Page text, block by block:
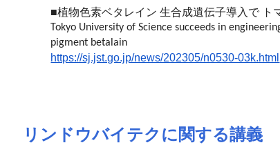
■植物色素ベタレイン 生合成遺伝子導入で ト
Tokyo University of Science succeeds in
pigment betalain
https://sj.jst.go.jp/news/202305/n0530-03k.html
リンドウバイテクに関する講義